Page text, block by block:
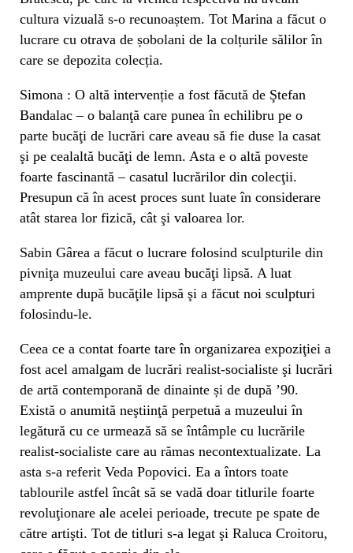
cultura vizuală s-o recunoaștem. Tot Marina a făcut o
lucrare cu otrava de șobolani de la colțurile sălilor în
care se depozita colecția.
Simona : O altă intervenție a fost făcută de Ştefan
Bandalac – o balanţă care punea în echilibru pe o
parte bucăţi de lucrări care aveau să fie duse la casat
şi pe cealaltă bucăţi de lemn. Asta e o altă poveste
foarte fascinantă – casatul lucrărilor din colecţii.
Presupun că în acest proces sunt luate în considerare
atât starea lor fizică, cât şi valoarea lor.
Sabin Gârea a făcut o lucrare folosind sculpturile din
pivniţa muzeului care aveau bucăţi lipsă. A luat
amprente după bucăţile lipsă şi a făcut noi sculpturi
folosindu-le.
Ceea ce a contat foarte tare în organizarea expoziţiei a
fost acel amalgam de lucrări realist-socialiste şi lucrări
de artă contemporană de dinainte și de după ’90.
Există o anumită neştiinţă perpetuă a muzeului în
legătură cu ce urmează să se întâmple cu lucrările
realist-socialiste care au rămas necontextualizate. La
asta s-a referit Veda Popovici. Ea a întors toate
tablourile astfel încât să se vadă doar titlurile foarte
revoluţionare ale acelei perioade, trecute pe spate de
către artişti. Tot de titluri s-a legat şi Raluca Croitoru,